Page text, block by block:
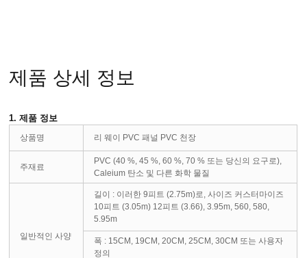
제품 상세 정보
1. 제품 정보
상품명 리 웨이 PVC 패널 PVC 천장
주재료
PVC (40 %, 45 %, 60 %, 70 % 또는 당신의 요구로),
Caleium 탄소 및 다른 화학 물질
일반적인 사양
길이 : 이러한 9피트 (2.75m)로, 사이즈 커스터마이즈
10피트 (3.05m) 12피트 (3.66), 3.95m, 560, 580,
5.95m
폭 : 15CM, 19CM, 20CM, 25CM, 30CM 또는 사용자
정의